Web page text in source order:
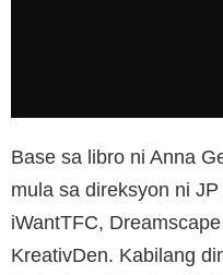
Base sa libro ni Anna
mula sa direksyon ni
iWantTFC,
KreativDen. Kabilang